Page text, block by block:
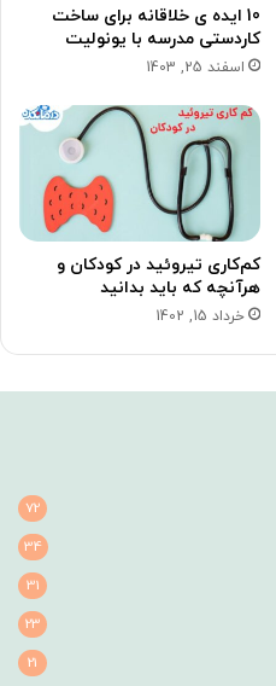
10 ایده‌ ی خلاقانه برای ساخت
کاردستی مدرسه با یونولیت
اسفند 25, 1403
کم‌کاری تیروئید در کودکان و
هرآنچه که باید بدانید
خرداد 15, 1402
72
34
31
23
21